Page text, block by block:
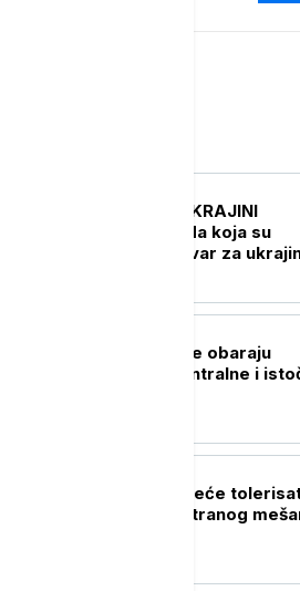
Pogođena tri broda koja su
prevozila vojni tovar za
Ekstremne vrućine obaraju
rekorde širom centralne i
Baro: Francuska neće
nikakav pokušaj stranog